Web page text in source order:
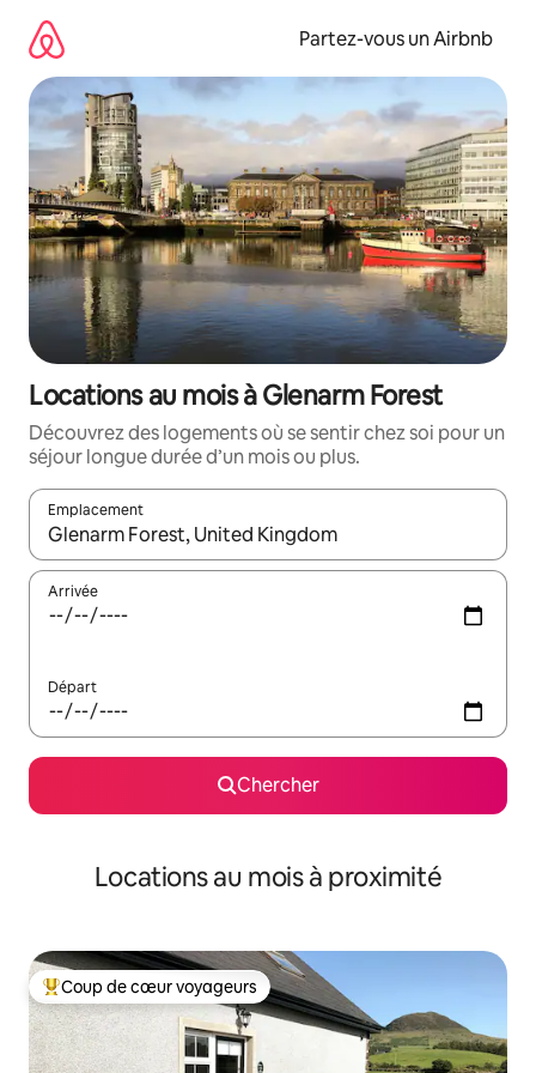
directement
contenu
Partez-vous un Airbnb
Locations au mois à Glenarm Forest
Découvrez des logements où se sentir chez soi pour un
séjour longue durée d’un mois ou plus.
Emplacement
Quand les résultats sont affichés, parcourez-les en utilisant
Arrivée
Départ
Chercher
Locations au mois à proximité
Coup de cœur voyageurs parmi les plus aimés
Coup de cœur voyageurs